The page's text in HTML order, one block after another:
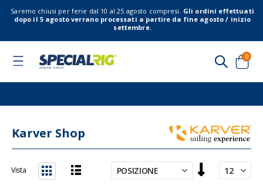
Saremo chiusi per ferie dal 10 al 25 agosto compresi. Gli ordini effettuati
dopo il 5 agosto verrano processati a partire da fine agosto / inizio
settembre.
Toggle
Cart
0
Karver Shop
la
Vista